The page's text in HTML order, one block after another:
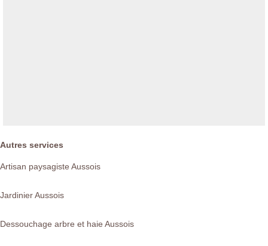
Autres services
Artisan paysagiste Aussois
Jardinier Aussois
Dessouchage arbre et haie Aussois